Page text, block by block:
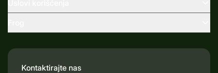
Kontaktirajte nas